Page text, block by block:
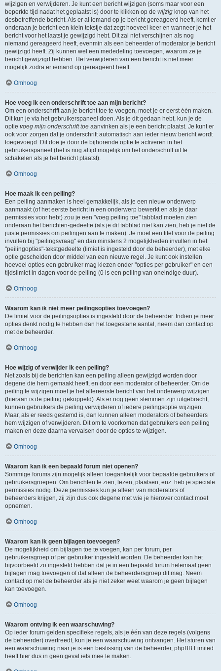
wijzigen en verwijderen. Je kunt een bericht wijzigen (soms maar voor een
beperkte tijd nadat het geplaatst is) door te klikken op de wijzig knop van het
desbetreffende bericht. Als er al iemand op je bericht gereageerd heeft, komt er
onderaan je bericht een klein tekstje dat zegt hoeveel keer en wanneer je het
bericht voor het laatst je gewijzigd hebt. Dit zal niet verschijnen als nog
niemand gereageerd heeft, evenmin als een beheerder of moderator je bericht
gewijzigd heeft. Zij kunnen wel een mededeling toevoegen, waarom ze je
bericht gewijzigd hebben. Het verwijderen van een bericht is niet meer
mogelijk zodra er iemand op gereageerd heeft.
Omhoog
Hoe voeg ik een onderschrift toe aan mijn bericht?
Om een onderschrift aan je bericht toe te voegen, moet je er eerst één maken.
Dit kun je via het gebruikerspaneel doen. Als je dit gedaan hebt, kun je de
optie voeg mijn onderschrift toe aanvinken als je een bericht plaatst. Je kunt er
ook voor zorgen dat je onderschrift automatisch aan ieder nieuw bericht wordt
toegevoegd. Dit doe je door de bijhorende optie te activeren in het
gebruikerspaneel (het is nog altijd mogelijk om het onderschrift uit te
schakelen als je het bericht plaatst).
Omhoog
Hoe maak ik een peiling?
Een peiling aanmaken is heel gemakkelijk, als je een nieuw onderwerp
aanmaakt (of het eerste bericht in een onderwerp bewerkt en als je daar
permissies voor hebt) zou je een "voeg peiling toe" tabblad moeten zien
onderaan het berichten-gedeelte (als je dit tabblad niet kan zien, heb je niet de
juiste permissies om peilingen aan te maken). Je moet een titel voor de peiling
invullen bij "peilingsvraag" en dan minstens 2 mogelijkheden invullen in het
"peilingopties"-tekstgedeelte (limiet is ingesteld door de beheerder), met elke
optie gescheiden door middel van een nieuwe regel. Je kunt ook instellen
hoeveel opties een gebruiker mag kiezen onder "opties per gebruiker" en een
tijdslimiet in dagen voor de peiling (0 is een peiling van oneindige duur).
Omhoog
Waarom kan ik niet meer peilingsopties toevoegen?
De limiet voor de peilingsopties is ingesteld door de beheerder. Indien je meer
opties denkt nodig te hebben dan het toegestane aantal, neem dan contact op
met de beheerder.
Omhoog
Hoe wijzig of verwijder ik een peiling?
Net zoals bij de berichten kan een peiling alleen gewijzigd worden door
degene die hem gemaakt heeft, en door een moderator of beheerder. Om de
peiling te wijzigen moet je het allereerste bericht van het onderwerp wijzigen
(hieraan is de peiling gekoppeld). Als er nog geen stemmen zijn uitgebracht,
kunnen gebruikers de peiling verwijderen of iedere peilingsoptie wijzigen.
Maar, als er reeds gestemd is, dan kunnen alleen moderators of beheerders
hem wijzigen of verwijderen. Dit om te voorkomen dat gebruikers een peiling
maken en deze daarna vervalsen door de opties te wijzigen.
Omhoog
Waarom kan ik een bepaald forum niet openen?
Sommige forums zijn mogelijk alleen toegankelijk voor bepaalde gebruikers of
gebruikersgroepen. Om berichten te zien, lezen, plaatsen, enz. heb je speciale
permissies nodig. Deze permissies kun je alleen van moderators of
beheerders krijgen, zij zijn dus ook degene met wie je hierover contact moet
opnemen.
Omhoog
Waarom kan ik geen bijlagen toevoegen?
De mogelijkheid om bijlagen toe te voegen, kan per forum, per
gebruikersgroep of per gebruiker ingesteld worden. De beheerder kan het
bijvoorbeeld zo ingesteld hebben dat je in een bepaald forum helemaal geen
bijlagen mag toevoegen of dat alleen de beheerdersgroep dit mag. Neem
contact op met de beheerder als je niet zeker weet waarom je geen bijlagen
kan toevoegen.
Omhoog
Waarom ontving ik een waarschuwing?
Op ieder forum gelden specifieke regels, als je één van deze regels (volgens
de beheerder) overtreedt, kun je een waarschuwing ontvangen. Het sturen van
een waarschuwing naar je is een beslissing van de beheerder, phpBB Limited
heeft hier dus in geen geval iets mee te maken.